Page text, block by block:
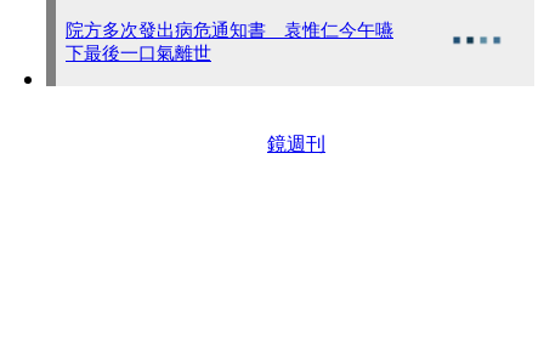
院方多次發出病危通知書 袁惟仁今午嚥
下最後一口氣離世
鏡週刊